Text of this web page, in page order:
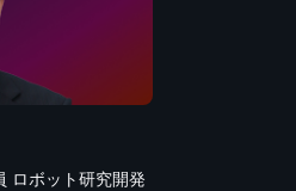
ロボット研究開発